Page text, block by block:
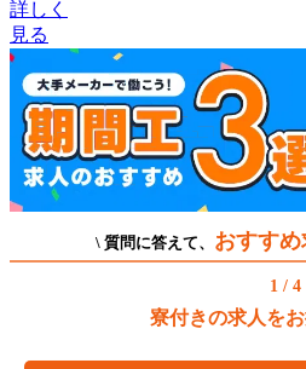
詳しく
見る
\ 質問に答えて、 おすすめ
1 / 4
寮付きの求人を